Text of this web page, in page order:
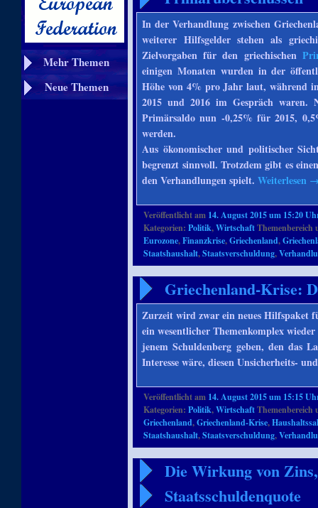
Mehr Themen
Neue Themen
In der Verhandlung zwischen
weiterer Hilfsgelder stehen als
Zielvorgaben für den griechischen
einigen Monaten wurden in der
Höhe von 4% pro Jahr laut, während
2015 und 2016 im Gespräch waren.
Primärsaldo nun -0,25% für 2015,
werden.
Aus ökonomischer und politischer
begrenzt sinnvoll. Trotzdem gibt es
den Verhandlungen spielt.Weiterlesen
Veröffentlicht am 14. August 2015 um 15:20
Kategorien:Politik,Wirtschaft
Eurozone,Finanzkrise,Griechenland,
Staatshaushalt,Staatsverschuldung,
Griechenland-Krise:
Zurzeit wird zwar ein neues Hilfspaket
ein wesentlicher Themenkomplex
jenem Schuldenberg geben, den das
Interesse wäre, diesen Unsicherheits-
Veröffentlicht am 14. August 2015 um 15:15
Kategorien:Politik,Wirtschaft
Griechenland,Griechenland-Krise,
Staatshaushalt,Staatsverschuldung,
Die Wirkung von
Staatsschuldenquote